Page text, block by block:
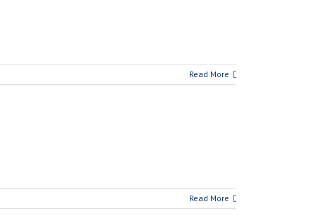
Read More
Read More